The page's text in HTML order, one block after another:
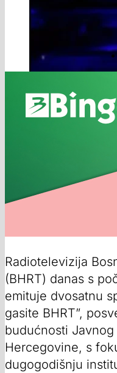
Radiotelevizija
(BHRT) danas s
emituje dvosatnu
gasite BHRT”,
budućnosti Javnog
Hercegovine, s
dugogodišnju